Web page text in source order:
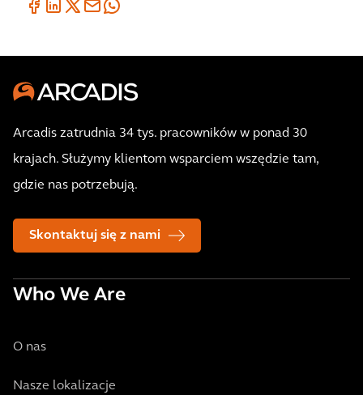
Arcadis zatrudnia 34 tys. pracowników w ponad 30
krajach. Służymy klientom wsparciem wszędzie tam,
gdzie nas potrzebują.
Skontaktuj się z nami
Who We Are
O nas
Nasze lokalizacje